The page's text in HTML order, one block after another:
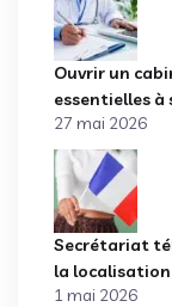
Ouvrir un
essentielles
27 mai 2026
Secrétariat
la
1 mai 2026